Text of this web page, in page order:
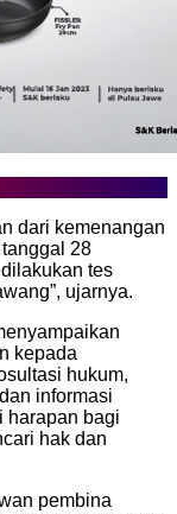
dari kemenangan
28
tes
ujarnya.
kepada
hukum,
informasi
harapan bagi
hak dan
pembina